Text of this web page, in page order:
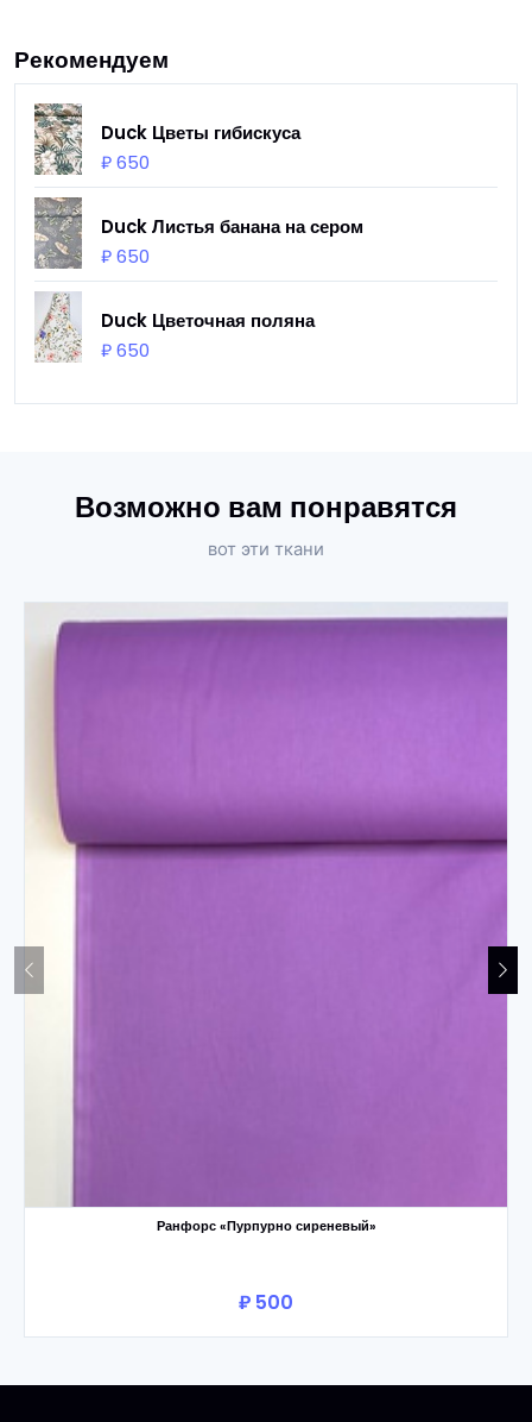
Рекомендуем
Duck Цветы гибискуса
₽ 650
Duck Листья банана на сером
₽ 650
Duck Цветочная поляна
₽ 650
Возможно вам понравятся
вот эти ткани
В корзину
Ранфорс «Пурпурно сиреневый»
₽ 500